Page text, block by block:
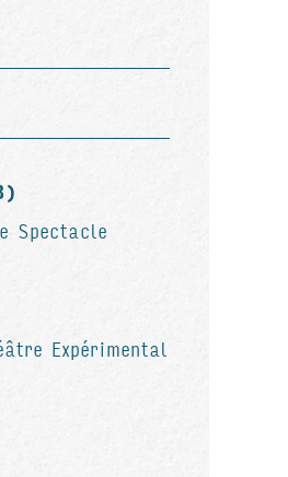
Spectacle
Expérimental